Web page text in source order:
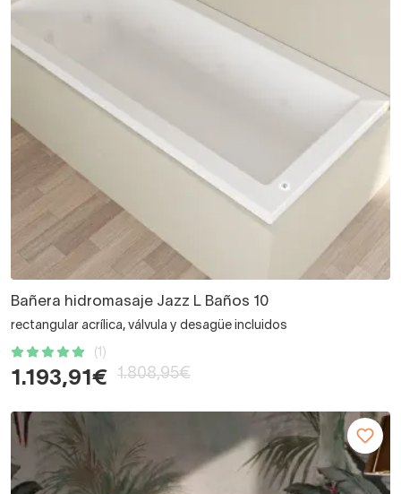
Bañera hidromasaje Jazz L Baños 10
rectangular acrílica, válvula y desagüe incluidos
(1)
1.193,91€ 1.808,95€